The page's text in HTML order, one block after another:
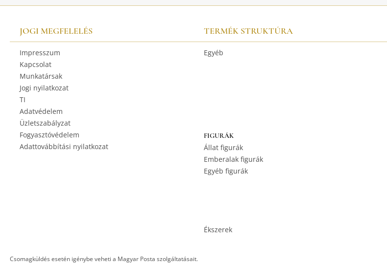
JOGI MEGFELELÉS
Impresszum
Kapcsolat
Munkatársak
Jogi nyilatkozat
TI
Adatvédelem
Üzletszabályzat
Fogyasztóvédelem
Adattovábbítási nyilatkozat
TERMÉK STRUKTÚRA
Egyéb
FIGURÁK
Állat figurák
Emberalak figurák
Egyéb figurák
Ékszerek
Csomagküldés esetén igénybe veheti a Magyar Posta szolgáltatásait.